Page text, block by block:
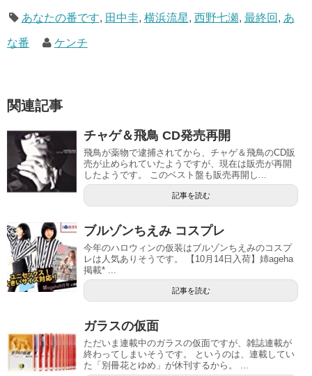
あなたの番です, 田中圭, 横浜流星, 西野七瀬, 最終回 , あ
な番 ケンチ
関連記事
チャゲ＆飛鳥 CD発売再開
飛鳥が薬物で逮捕されてから、チャゲ＆飛鳥のCD販
売が止められていたようですが、現在は販売が再開
したようです。 このベスト盤も販売再開し...
記事を読む
ブルゾンちえみ コスプレ
今年のハロウィンの仮装はブルゾンちえみのコスプ
レは人気ありそうです。 【10月14日入荷】姉ageha
掲載* ...
記事を読む
ガラスの仮面
ただいま連載中のガラスの仮面ですが、雑誌連載が
終わってしまいそうです。 というのは、連載してい
た「別冊花とゆめ」が休刊するから。 ...